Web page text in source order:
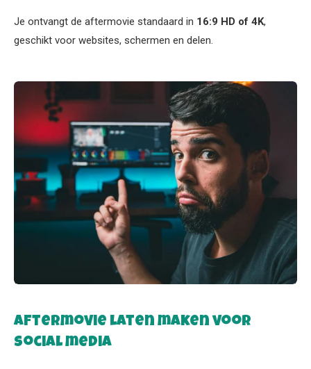
Je ontvangt de aftermovie standaard in 16:9 HD of 4K,
geschikt voor websites, schermen en delen.
Aftermovie laten maken voor
social media